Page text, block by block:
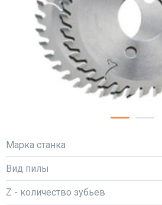
Марка станка
Вид пилы
Z - количество зубьев